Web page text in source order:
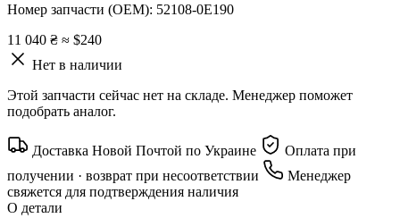
Номер запчасти (OEM): 52108-0E190
11 040 ₴ ≈ $240
Нет в наличии
Этой запчасти сейчас нет на складе. Менеджер поможет
подобрать аналог.
Доставка Новой Почтой по Украине
Оплата при
получении · возврат при несоответствии
Менеджер
свяжется для подтверждения наличия
О детали